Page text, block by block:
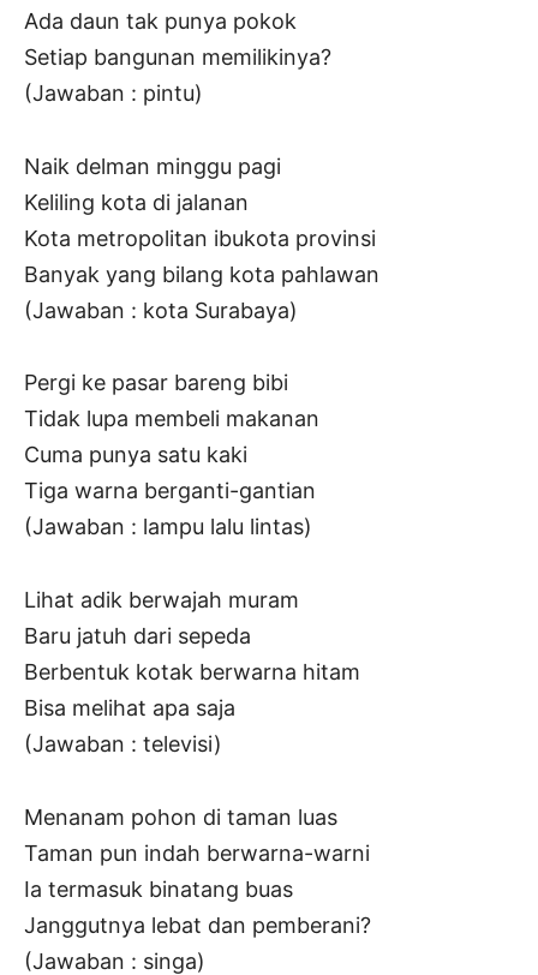
Ada daun tak punya pokok
Setiap bangunan memilikinya?
(Jawaban : pintu)
Naik delman minggu pagi
Keliling kota di jalanan
Kota metropolitan ibukota provinsi
Banyak yang bilang kota pahlawan
(Jawaban : kota Surabaya)
Pergi ke pasar bareng bibi
Tidak lupa membeli makanan
Cuma punya satu kaki
Tiga warna berganti-gantian
(Jawaban : lampu lalu lintas)
Lihat adik berwajah muram
Baru jatuh dari sepeda
Berbentuk kotak berwarna hitam
Bisa melihat apa saja
(Jawaban : televisi)
Menanam pohon di taman luas
Taman pun indah berwarna-warni
Ia termasuk binatang buas
Janggutnya lebat dan pemberani?
(Jawaban : singa)